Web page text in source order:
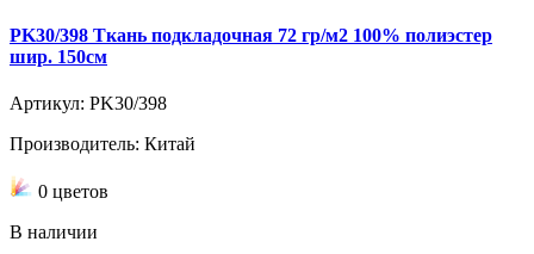
PK30/398 Ткань подкладочная 72 гр/м2 100% полиэстер
шир. 150см
Артикул: PK30/398
Производитель: Китай
0 цветов
В наличии